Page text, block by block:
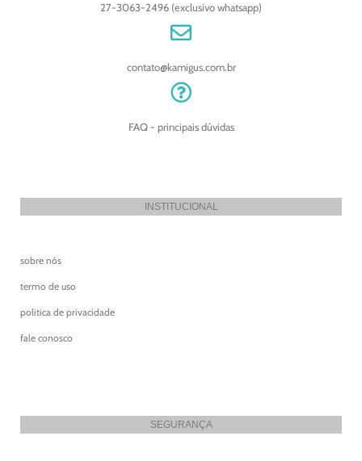
27-3063-2496 (exclusivo whatsapp)
contato@kamigus.com.br
FAQ - principais dúvidas
INSTITUCIONAL
sobre nós
termo de uso
politica de privacidade
fale conosco
SEGURANÇA